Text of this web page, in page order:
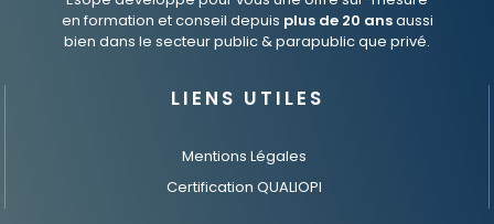
en formation et conseil depuis plus de 20 ansaussi
bien dans le secteur public & parapublic que privé.
LIENS UTILES
Mentions Légales
Certification QUALIOPI